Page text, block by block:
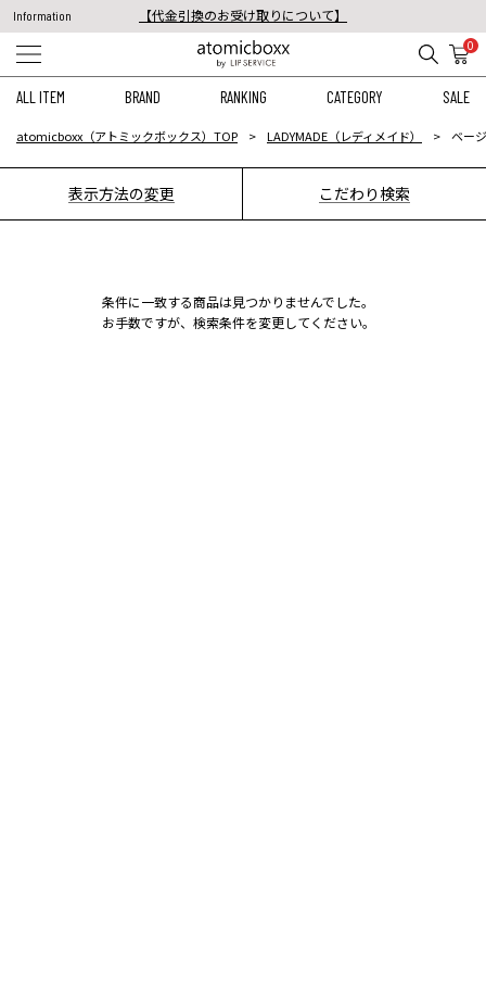
Information
【代金引換のお受け取りについて】
税込11,000円以上のご注文で送料無料！
0
ALL ITEM BRAND RANKING CATEGORY SALE
atomicboxx（アトミックボックス）TOP LADYMADE（レディメイド） ベー
表示方法の変更 こだわり検索
条件に一致する商品は見つかりませんでした。
お手数ですが、検索条件を変更してください。